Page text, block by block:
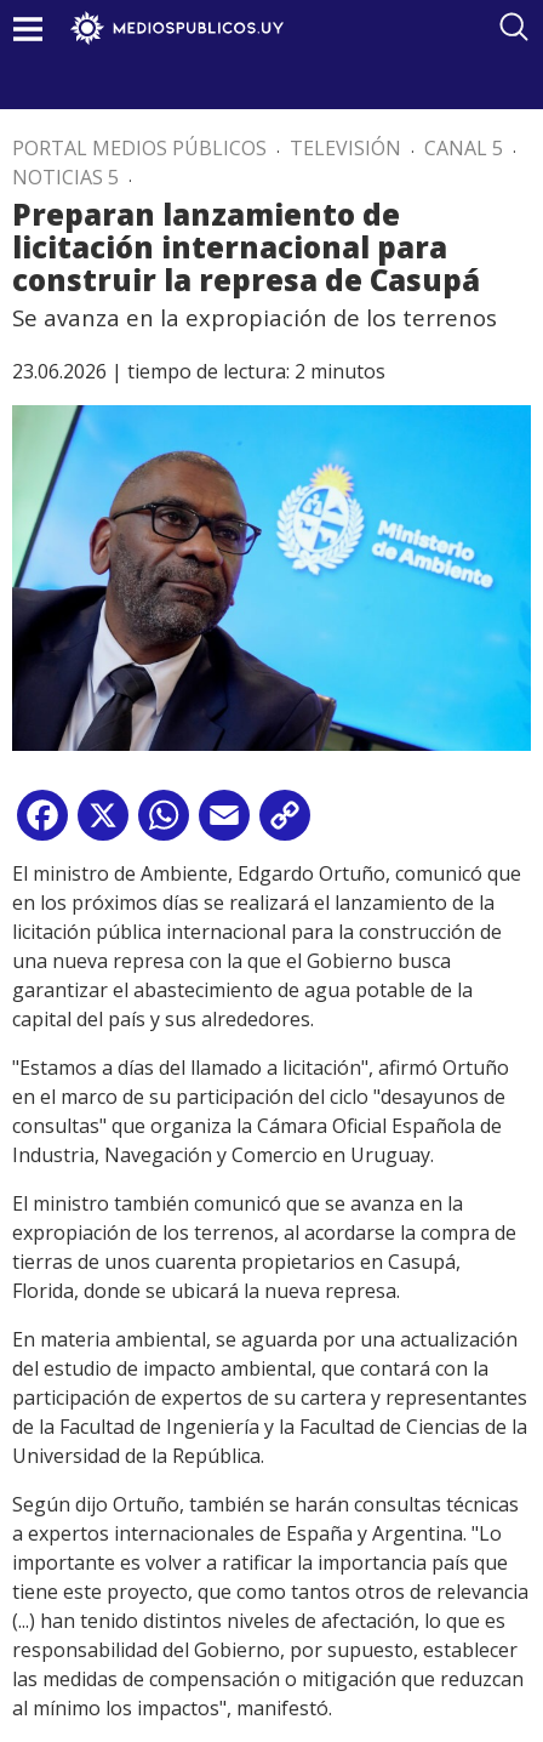
PORTAL MEDIOS PÚBLICOS . TELEVISIÓN . CANAL 5 .
NOTICIAS 5 .
Preparan lanzamiento de
licitación internacional para
construir la represa de Casupá
Se avanza en la expropiación de los terrenos
23.06.2026 | tiempo de lectura: 2 minutos
Facebook
X WhatsApp
Email
Link
El ministro de Ambiente, Edgardo Ortuño, comunicó que
en los próximos días se realizará el lanzamiento de la
licitación pública internacional para la construcción de
una nueva represa con la que el Gobierno busca
garantizar el abastecimiento de agua potable de la
capital del país y sus alrededores.
"Estamos a días del llamado a licitación", afirmó Ortuño
en el marco de su participación del ciclo "desayunos de
consultas" que organiza la Cámara Oficial Española de
Industria, Navegación y Comercio en Uruguay.
El ministro también comunicó que se avanza en la
expropiación de los terrenos, al acordarse la compra de
tierras de unos cuarenta propietarios en Casupá,
Florida, donde se ubicará la nueva represa.
En materia ambiental, se aguarda por una actualización
del estudio de impacto ambiental, que contará con la
participación de expertos de su cartera y representantes
de la Facultad de Ingeniería y la Facultad de Ciencias de la
Universidad de la República.
Según dijo Ortuño, también se harán consultas técnicas
a expertos internacionales de España y Argentina. "Lo
importante es volver a ratificar la importancia país que
tiene este proyecto, que como tantos otros de relevancia
(...) han tenido distintos niveles de afectación, lo que es
responsabilidad del Gobierno, por supuesto, establecer
las medidas de compensación o mitigación que reduzcan
al mínimo los impactos", manifestó.